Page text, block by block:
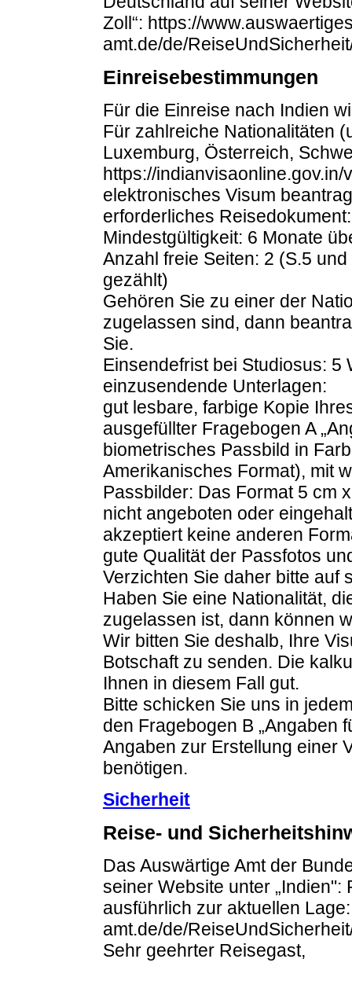
Zoll“: https://
amt.de/de/
Einreisebestimmungen
Für die Einreise nach Indien
Für zahlreiche Nationalitäten
Luxemburg, Österreich,
https://
elektronisches Visum
erforderliches
Mindestgültigkeit: 6 Monate
Anzahl freie Seiten: 2 (S.5
gezählt)
Gehören Sie zu einer der
zugelassen sind, dann
Sie.
Einsendefrist bei Studiosus: 5
einzusendende Unterlagen:
gut lesbare, farbige Kopie
ausgefüllter Fragebogen A
biometrisches Passbild in
Amerikanisches Format), mit
Passbilder: Das Format 5 cm
nicht angeboten oder
akzeptiert keine anderen
gute Qualität der Passfotos
Verzichten Sie daher bitte auf
Haben Sie eine Nationalität,
zugelassen ist, dann können
Wir bitten Sie deshalb, Ihre
Botschaft zu senden. Die
Ihnen in diesem Fall gut.
Bitte schicken Sie uns in
den Fragebogen B „Angaben
Angaben zur Erstellung einer
benötigen.
Sicherheit
Reise- und
Das Auswärtige Amt der
seiner Website unter
ausführlich zur aktuellen
amt.de/de/
Sehr geehrter Reisegast,